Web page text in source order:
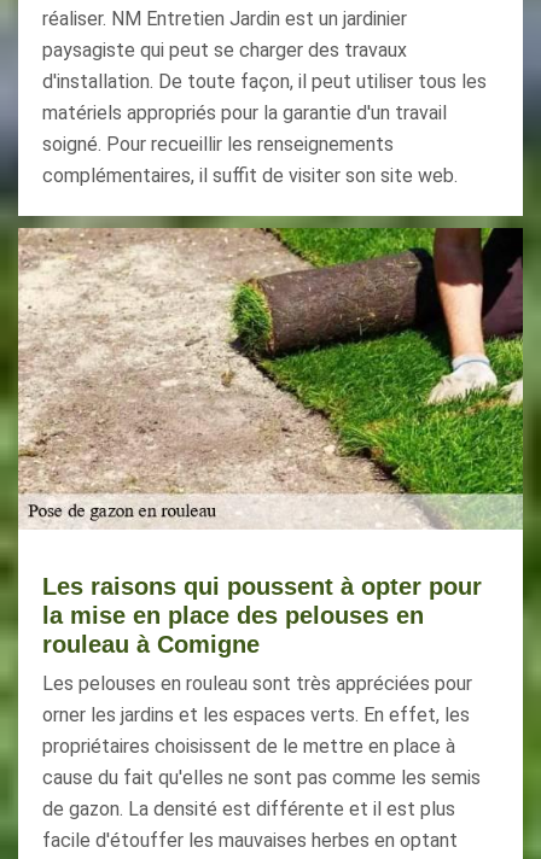
réaliser. NM Entretien Jardin est un jardinier
paysagiste qui peut se charger des travaux
d'installation. De toute façon, il peut utiliser tous les
matériels appropriés pour la garantie d'un travail
soigné. Pour recueillir les renseignements
complémentaires, il suffit de visiter son site web.
Les raisons qui poussent à opter pour
la mise en place des pelouses en
rouleau à Comigne
Les pelouses en rouleau sont très appréciées pour
orner les jardins et les espaces verts. En effet, les
propriétaires choisissent de le mettre en place à
cause du fait qu'elles ne sont pas comme les semis
de gazon. La densité est différente et il est plus
facile d'étouffer les mauvaises herbes en optant